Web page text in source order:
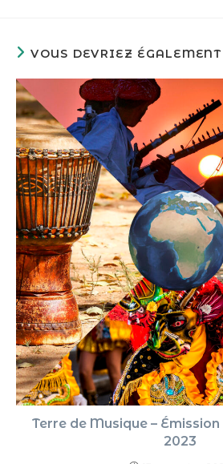
VOUS DEVRIEZ
Terre de Musique –
2023